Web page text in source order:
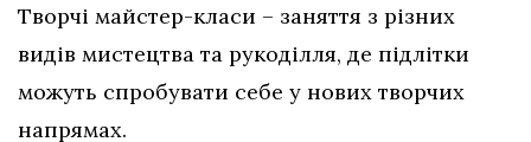
Творчі майстер-класи – заняття з різних
видів мистецтва та рукоділля, де підлітки
можуть спробувати себе у нових творчих
напрямах.